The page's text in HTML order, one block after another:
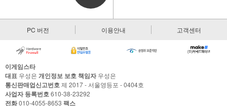
PC 버전 이용안내 고객센터
이게임스타
대표 우성은 개인정보 보호 책임자우성은
통신판매업신고번호제 2017 - 서울영등포 - 0404호
사업자 등록번호610-38-23292
전화010-4055-8653 팩스